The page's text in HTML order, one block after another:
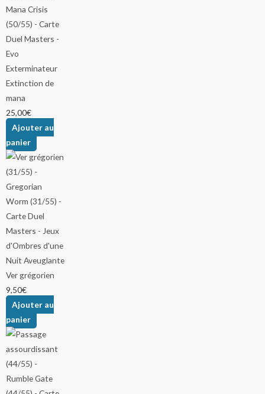
Extinction de
mana
25,00€
Ajouter au
panier
Ver grégorien
9,50€
Ajouter au
panier